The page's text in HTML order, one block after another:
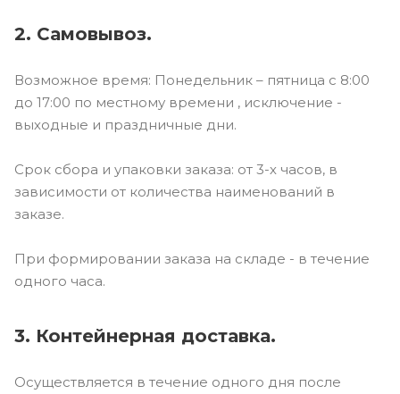
2. Самовывоз.
Возможное время: Понедельник – пятница с 8:00
до 17:00 по местному времени , исключение -
выходные и праздничные дни.
Срок сбора и упаковки заказа: от 3-х часов, в
зависимости от количества наименований в
заказе.
При формировании заказа на складе - в течение
одного часа.
3. Контейнерная доставка.
Осуществляется в течение одного дня после